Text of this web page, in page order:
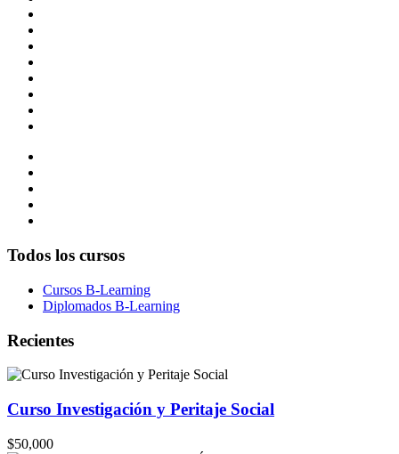
Todos los cursos
Cursos B-Learning
Diplomados B-Learning
Recientes
Curso Investigación y Peritaje Social
$50,000